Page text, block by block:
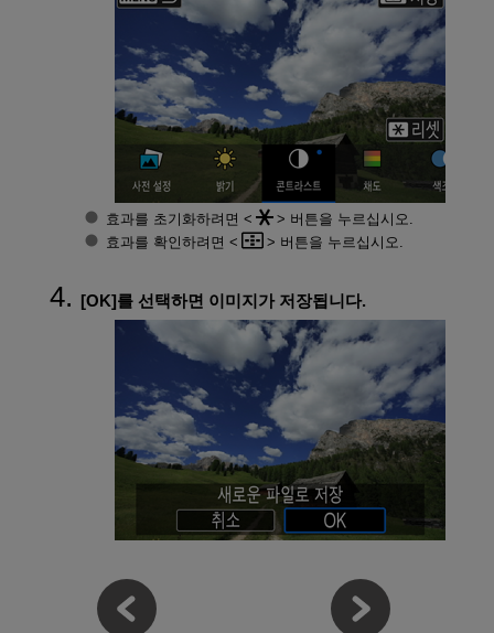
효과를 초기화하려면
버튼을 누르십시오.
효과를 확인하려면
버튼을 누르십시오.
[OK]를 선택하면 이미지가 저장됩니다.